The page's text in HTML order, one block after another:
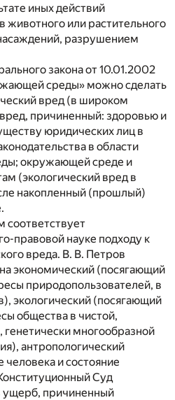
иных действий
или растительного
разрушением
закона от 10.01.2002
среды» можно сделать
вред (в широком
причиненный: здоровью и
юридических лиц в
в области
окружающей среде и
(экологический вред в
накопленный (прошлый)
соответствует
правовой науке подходу к
вреда. В. В. Петров
экономический (посягающий
природопользователей, в
экологический (посягающий
общества в чистой,
многообразной
антропологический
и состояние
Суд
ущерб, причиненный